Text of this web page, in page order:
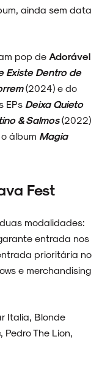
ainda sem data
pop de Adorável
Existe Dentro de
(2024) e do
EPs Deixa Quieto
& Salmos(2022)
álbum Magia
Fest
modalidades:
entrada nos
prioritária no
e merchandising
Italia, Blonde
Pedro The Lion,